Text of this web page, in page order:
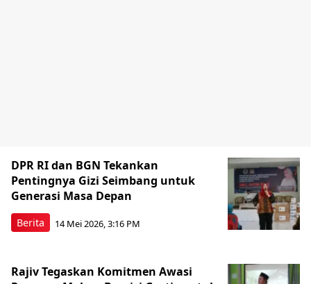
Berita
DPR RI dan BGN Tekankan
Pentingnya Gizi Seimbang untuk
Generasi Masa Depan
14 Mei 2026, 3:16 PM
Rajiv Tegaskan Komitmen Awasi